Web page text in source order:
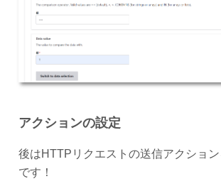
アクションの設定
後はHTTPリクエストの送信アクショ
です！